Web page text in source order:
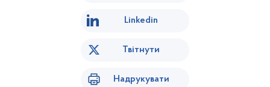
Linkedin
Твітнути
Надрукувати